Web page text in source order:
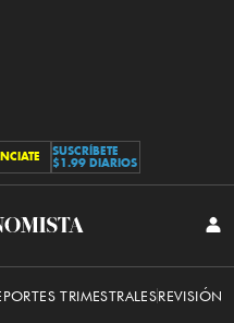
SUSCRÍBETE
$1.99 DIARIOS
TRIMESTRALESREVISIÓN